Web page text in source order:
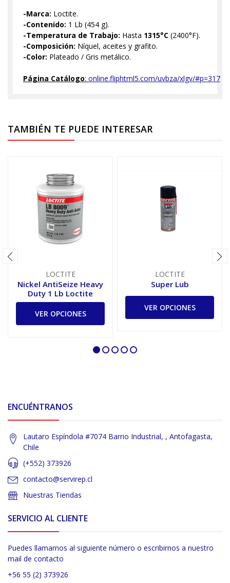
-Marca: Loctite.
-Contenido: 1 Lb (454 g).
-Temperatura de Trabajo: Hasta 1315°C (2400°F).
-Composición: Níquel, aceites y grafito.
-Color: Plateado / Gris metálico.
Página Catálogo: online.fliphtml5.com/uvbza/xlgv/#p=317
TAMBIÉN TE PUEDE INTERESAR
LOCTITE
Nickel AntiSeize Heavy
Duty 1 Lb Loctite
VER OPCIONES
LOCTITE
Super Lub
VER OPCIONES
ENCUÉNTRANOS
Lautaro Espíndola #7074 Barrio Industrial, , Antofagasta,
Chile
(+552) 373926
contacto@servirep.cl
Nuestras Tiendas
SERVICIO AL CLIENTE
Puedes llamarnos al siguiente número o escribirnos a nuestro
mail de contacto
+56 55 (2) 373926